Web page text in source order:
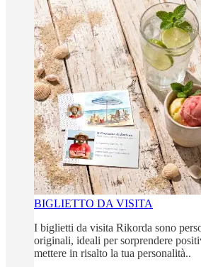
BIGLIETTO DA VISITA
I biglietti da visita Rikorda sono
originali, ideali per sorprendere
mettere in risalto la tua personalità..